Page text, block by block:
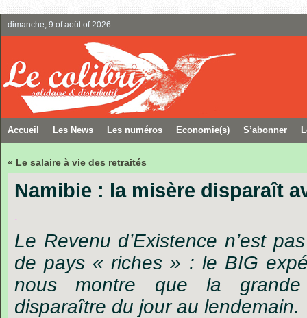
dimanche, 9 of août of 2026
Accueil Les News Les numéros Economie(s) S’abonner
« Le salaire à vie des retraités
Namibie : la misère disparaît
.
Le Revenu d’Existence n’est
de pays « riches » : le BIG
nous montre que la grande
disparaître du jour au lendemain.